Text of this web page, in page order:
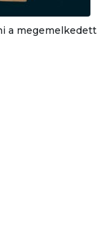
a megemelkedett